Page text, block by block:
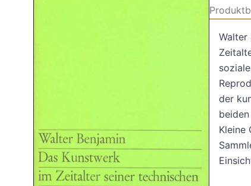
Walter
der
Kleine